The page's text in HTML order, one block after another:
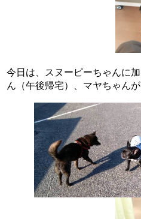
今日は、スヌーピーちゃんに
ん（午後帰宅）、マヤちゃん